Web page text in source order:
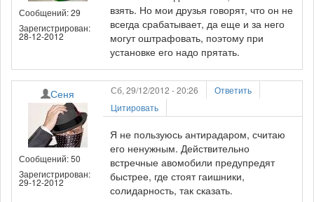
Сообщений: 29
Зарегистрирован:
28-12-2012
взять. Но мои друзья говорят, что он не
всегда срабатывает, да еще и за него
могут оштрафовать, поэтому при
установке его надо прятать.
Сеня
Сообщений: 50
Зарегистрирован:
29-12-2012
Сб, 29/12/2012 - 20:26
Ответить
Цитировать
Я не пользуюсь антирадаром, считаю
его ненужным. Действительно
встречные авомобили предупредят
быстрее, где стоят гаишники,
солидарность, так сказать.